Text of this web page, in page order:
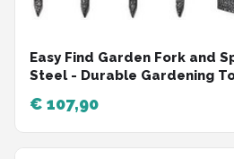
Easy Find Garden Fork and
Steel - Durable Gardening
€ 107,90